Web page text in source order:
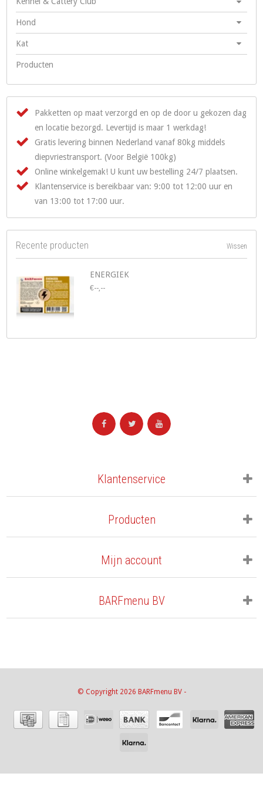
Hond
Kat
Producten
Pakketten op maat verzorgd en op de door u gekozen dag
en locatie bezorgd. Levertijd is maar 1 werkdag!
Gratis levering binnen Nederland vanaf 80kg middels
diepvriestransport. (Voor België 100kg)
Online winkelgemak! U kunt uw bestelling 24/7 plaatsen.
Klantenservice is bereikbaar van: 9:00 tot 12:00 uur en
van 13:00 tot 17:00 uur.
Recente producten Wissen
ENERGIEK
€--,--
Klantenservice
Producten
Mijn account
BARFmenu BV
© Copyright 2026 BARFmenu BV -